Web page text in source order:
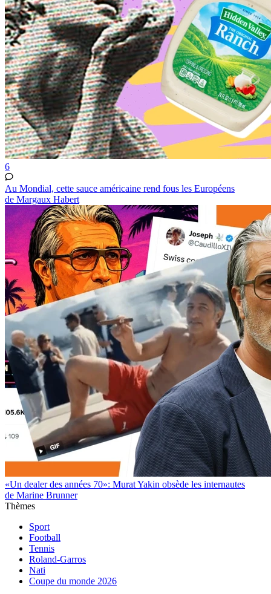
6
Au Mondial, cette sauce américaine rend fous les Européens
de Margaux Habert
«Un dealer des années 70»: Murat Yakin obsède les internautes
de Marine Brunner
Thèmes
Sport
Football
Tennis
Roland-Garros
Nati
Coupe du monde 2026